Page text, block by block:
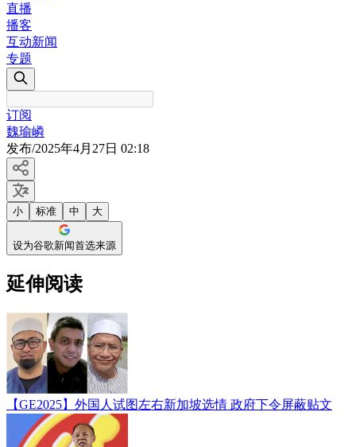
直播
播客
互动新闻
专题
订阅
魏瑜嶙
发布/2025年4月27日 02:18
小 标准 中 大
设为谷歌新闻首选来源
延伸阅读
【GE2025】外国人试图左右新加坡选情 政府下令屏蔽贴文